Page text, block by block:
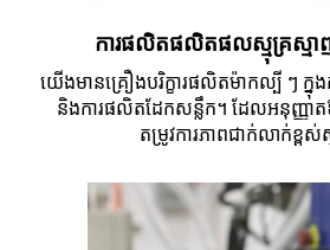
ការផលិតផលិតផលស្មុគ្រស្ម
យើងមានគ្រឿងបរិក្ខារផលិតម៉ាកល្បី ៗ ក្នុង
និងការផលិតដែកសន្លឹក។ ដែលអនុញ្ញា
តម្រូវការភាពជាក់លាក់ខ្ពស់